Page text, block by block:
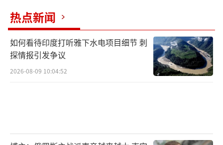
热点新闻
如何看待印度打听雅下水电项目细节 刺
探情报引发争议
2026-08-09 10:04:52